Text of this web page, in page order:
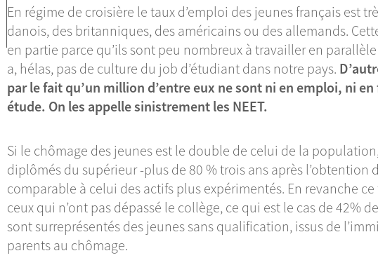
En régime de croisière le taux d’emploi des jeunes français est
danois, des britanniques, des américains ou des allemands.
en partie parce qu’ils sont peu nombreux à travailler en parallèle
a, hélas, pas de culture du job d’étudiant dans notre pays.
par le fait qu’un million d’entre eux ne sont ni en emploi, ni
étude. On les appelle sinistrement les NEET.
Si le chômage des jeunes est le double de celui de la
diplômés du supérieur -plus de 80 % trois ans après l’obtention
comparable à celui des actifs plus expérimentés. En revanche
ceux qui n’ont pas dépassé le collège, ce qui est le cas de 42%
sont surreprésentés des jeunes sans qualification, issus de
parents au chômage.